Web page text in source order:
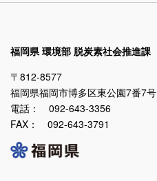
福岡県 環境部 脱炭素社会推進課
〒812-8577
福岡県福岡市博多区東公園7番7号
電話： 092-643-3356
FAX： 092-643-3791